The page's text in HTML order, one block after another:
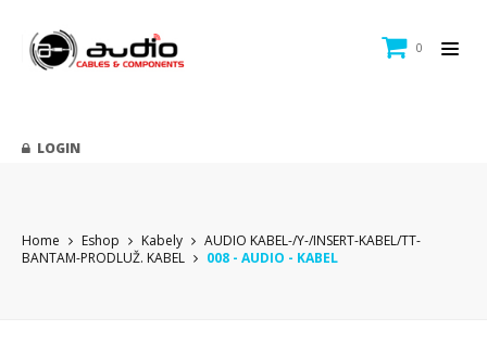
0
LOGIN
Home Eshop Kabely
AUDIO KABEL-/Y-/INSERT-KABEL/TT-
BANTAM-PRODLUŽ. KABEL
008 - AUDIO - KABEL